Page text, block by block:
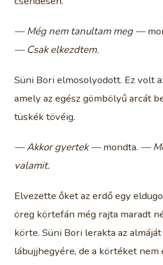
— Még nem tanultam meg —
— Csak elkezdtem.
Süni Bori elmosolyodott. Ez volt
amely az egész gömbölyű arcát
tüskék tövéig.
— Akkor gyertek —mondta. —
valamit.
Elvezette őket az erdő egy
öreg körtefán még rajta maradt
körte. Süni Bori lerakta az
lábujjhegyére, de a körtéket nem